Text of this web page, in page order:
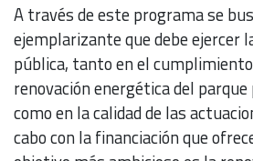
A través de este programa se
ejemplarizante que debe ejercer
pública, tanto en el
renovación energética del
como en la calidad de las
cabo con la financiación que